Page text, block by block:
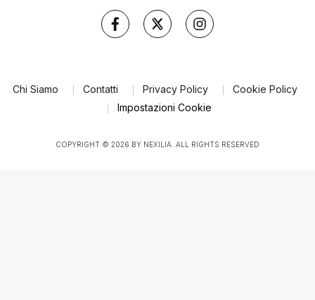
Chi Siamo Contatti Privacy Policy
Cookie Policy
Impostazioni Cookie
COPYRIGHT © 2026 BY NEXILIA. ALL RIGHTS RESERVED